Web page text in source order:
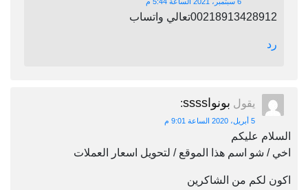
00218913428912تعالي واتساب
رد
يقول بونواssss :
5 أبريل، 2020 الساعة 9:01 م
السلام عليكم
اخي / شو اسم هذا الموقع / لتحويل اسعار العملات
اكون لكم من الشاكرين